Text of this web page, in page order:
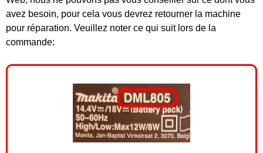
avez besoin, pour cela vous devrez retourner la machine
pour réparation. Veuillez noter ce qui suit lors de la
commande: